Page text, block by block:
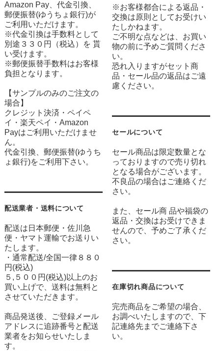
Amazon Pay、代金引換、
郵便振替(ゆうちょ銀行)が
ご利用いただけます。
※代金引換は手数料として
別途３３０円（税込）を 貰
い受けます。
※郵便振替手数料はお客様
負担となります。
【サンプルのみのご注文の
場合】
クレジット決済・ペイペ
イ・楽天ペイ・Amazon
Payはご利用いただけませ
ん。
代金引換、郵便振替(ゆうち
ょ銀行)をご利用下さい。
配送業者・送料について
配送は日本郵便・佐川急
便・ヤマト運輸でお送りい
たします。
・通常配送/全国一律８８０
円(税込)
５,５００円(税込)以上のお
買い上げで、送料は無料と
させていただきます。
商品発送後、ご登録メール
アドレスに追跡番号と配送
業者をお知らせいたしま
す。
※お客様都合による返品・
交換は原則としてお受けい
たしかねます。
ご不明な点などは、お買い
物の前に予めご質問くださ
い。
恐れ入りますがセット商
品・セール品の返品はご遠
慮ください。
セールについて
セール商品は限定数量とな
っておりますので売り切れ
となる場合がございます。
不良品の場合はご連絡くだ
さい。
また、セール商 品や福袋の
返品・交換はお受けできま
せんので、予めご了承くだ
さい。
在庫切れ商品について
完売商品をご希望の場合、
お調べいたしますので、下
記連絡先までご連絡下さ
い。